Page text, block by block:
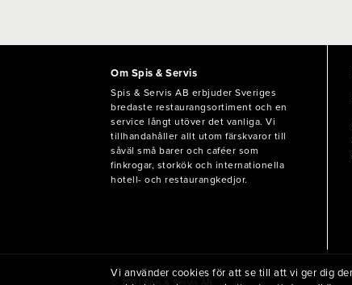
Om Spis & Servis
Spis & Servis AB erbjuder Sveriges
bredaste restaurangsortiment och en
service långt utöver det vanliga. Vi
tillhandahåller allt utom färskvaror till
såväl små barer och caféer som
finkrogar, storkök och internationella
hotell- och restaurangkedjor.
© 2021 Spis & Servis AB
Vi använder cookies för att se till att vi ger dig